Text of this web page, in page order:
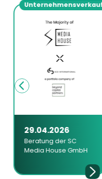
Unternehmensverkauf
29.04.2026
Beratung der SC
Media House GmbH